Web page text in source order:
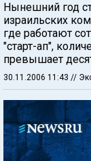
Нынешний год
израильских
где работают
"старт-ап",
превышает
30.11.2006 11:43 //